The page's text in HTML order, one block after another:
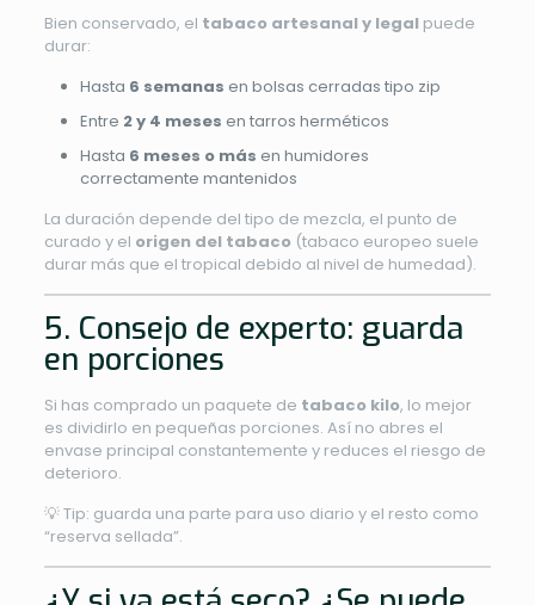
Bien conservado, el tabaco artesanal y legalpuede
durar:
Hasta 6 semanas en bolsas cerradas tipo zip
Entre 2 y 4 meses en tarros herméticos
Hasta 6 meses o más en humidores
correctamente mantenidos
La duración depende del tipo de mezcla, el punto de
curado y el origen del tabaco (tabaco europeo suele
durar más que el tropical debido al nivel de humedad).
5. Consejo de experto: guarda
en porciones
Si has comprado un paquete de tabaco kilo, lo mejor
es dividirlo en pequeñas porciones. Así no abres el
envase principal constantemente y reduces el riesgo de
deterioro.
💡 Tip: guarda una parte para uso diario y el resto como
“reserva sellada”.